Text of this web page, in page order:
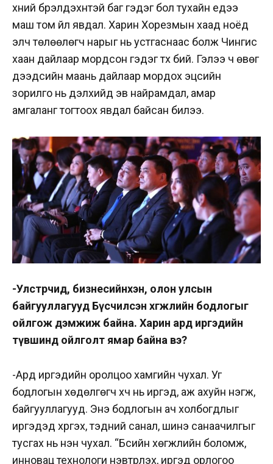
хүний бүрэлдэхүүнтэй баг гэдэг бол тухайн үедээ
маш том үйл явдал. Харин Хорезмын хаад ноёд
элч төлөөлөгч нарыг нь устгаснаас болж Чингис
хаан дайлаар мордсон гэдэг түүх бий. Гэлээ ч өвөг
дээдсийн маань дайлаар мордох эцсийн
зорилго нь дэлхийд эв найрамдал, амар
амгаланг тогтоох явдал байсан билээ.
-Улстөрчид, бизнесийнхэн, олон улсын
байгууллагууд Бүсчилсэн хөгжлийн бодлогыг
ойлгож дэмжиж байна. Харин ард иргэдийн
түвшинд ойлголт ямар байна вэ?
-Ард иргэдийн оролцоо хамгийн чухал. Уг
бодлогын хөдөлгөгч хүч нь иргэд, аж ахуйн нэгж,
байгууллагууд. Энэ бодлогын ач холбогдлыг
иргэдэд хүргэх, тэдний санал, шинэ санаачилгыг
тусгах нь нэн чухал. “Бүсийн хөгжлийн боломж,
инновац технологи нэвтрүүлэх, иргэд орлогоо